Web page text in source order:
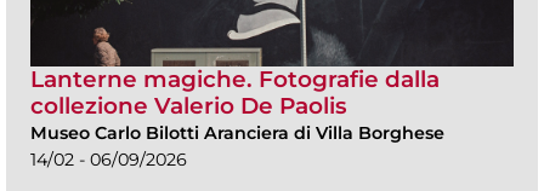
Lanterne magiche. Fotografie dalla
collezione Valerio De Paolis
Museo Carlo Bilotti Aranciera di Villa Borghese
14/02 - 06/09/2026